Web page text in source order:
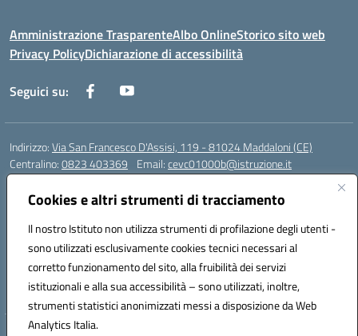
Cookies e altri strumenti di tracciamento
Il nostro Istituto non utilizza strumenti di profilazione degli utenti -
sono utilizzati esclusivamente cookies tecnici necessari al
corretto funzionamento del sito, alla fruibilità dei servizi
istituzionali e alla sua accessibilità – sono utilizzati, inoltre,
strumenti statistici anonimizzati messi a disposizione da Web
Analytics Italia.
Amministrazione TrasparenteAlbo OnlineStorico sito web
Privacy PolicyDichiarazione di accessibilità
Seguici su:
Indirizzo:Via San Francesco D'Assisi, 119 - 81024 Maddaloni (CE)
Centralino:0823 403369 Email:cevc01000b@istruzione.it
Posta elettronica certificata (PEC):
Codice fiscale: 80004990612 (Convitto) - 93044680614 (Scuole
Annesse)
Codice meccanografico:CEVC01000B
Codice Indice delle Pubbliche Amministrazioni (IPA): istsc_cevc01000b
Codice unico di fatturazione (CUF): ZUT1RT